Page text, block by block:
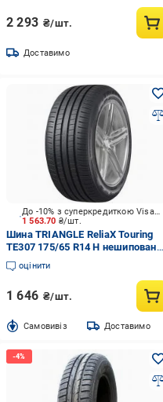
2 293 ₴/шт.
Доставимо
1 563.70 ₴/шт.
До -10% з суперкредиткою Visa Вигода
Шина TRIАNGLE ReliaX Touring
TE307 175/65 R14 H нешипована
літо
оцінити
1 646 ₴/шт.
Cамовивіз Доставимо